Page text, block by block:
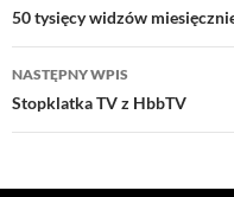
wpisu
50 tysięcy widzów
NASTĘPNY WPIS
Stopklatka TV z HbbTV